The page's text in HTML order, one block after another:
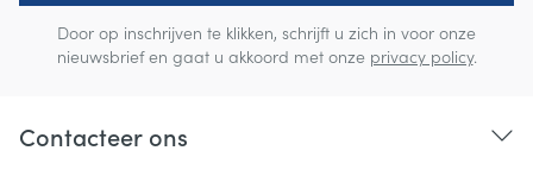
Door op inschrijven te klikken, schrijft u zich in voor onze
nieuwsbrief en gaat u akkoord met onze privacy policy.
Contacteer ons